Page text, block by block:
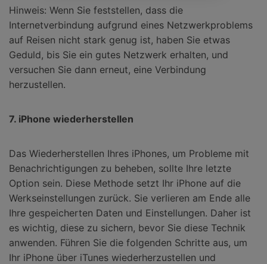
Hinweis: Wenn Sie feststellen, dass die
Internetverbindung aufgrund eines Netzwerkproblems
auf Reisen nicht stark genug ist, haben Sie etwas
Geduld, bis Sie ein gutes Netzwerk erhalten, und
versuchen Sie dann erneut, eine Verbindung
herzustellen.
7. iPhone wiederherstellen
Das Wiederherstellen Ihres iPhones, um Probleme mit
Benachrichtigungen zu beheben, sollte Ihre letzte
Option sein. Diese Methode setzt Ihr iPhone auf die
Werkseinstellungen zurück. Sie verlieren am Ende alle
Ihre gespeicherten Daten und Einstellungen. Daher ist
es wichtig, diese zu sichern, bevor Sie diese Technik
anwenden. Führen Sie die folgenden Schritte aus, um
Ihr iPhone über iTunes wiederherzustellen und